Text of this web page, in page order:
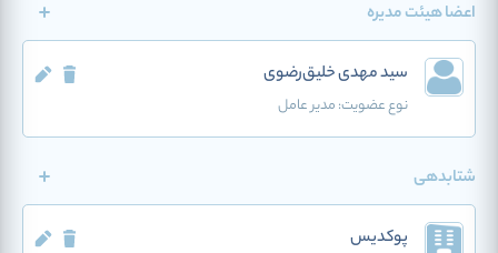
اعضا هیئت مدیره
سید مهدی خلیق‌رضوی
نوع عضویت:مدیر عامل
شتابدهی
پوکدیس